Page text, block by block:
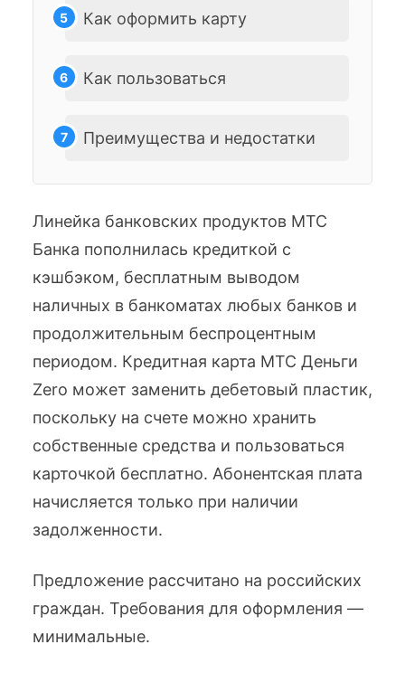
Линейка банковских продуктов МТС
Банка пополнилась кредиткой с
кэшбэком, бесплатным выводом
наличных в банкоматах любых банков и
продолжительным беспроцентным
периодом. Кредитная карта МТС Деньги
Zero может заменить дебетовый пластик,
поскольку на счете можно хранить
собственные средства и пользоваться
карточкой бесплатно. Абонентская плата
начисляется только при наличии
задолженности.
Как оформить карту
Как пользоваться
Преимущества и недостатки
Предложение рассчитано на российских
граждан. Требования для оформления —
минимальные.